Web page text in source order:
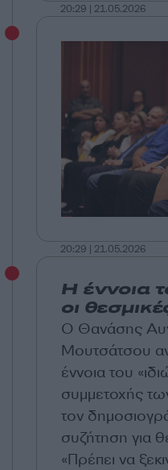
20:29 | 21.05.2026
20:29 | 21.05.2026
Η έννοια
οι
Ο Θανάσης
Μουτσάτσου
έννοια του
συμμετοχής
τον
συζήτηση για
«Πρέπει να